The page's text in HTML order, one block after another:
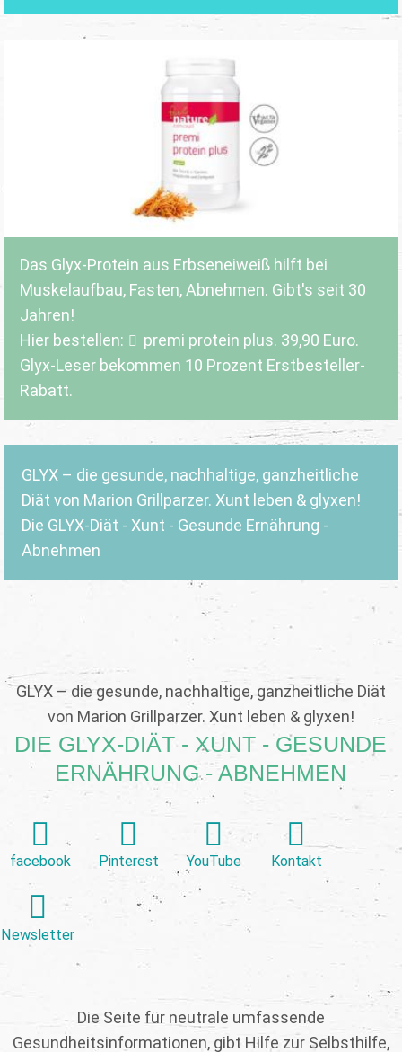
Das Glyx-Protein aus Erbseneiweiß hilft bei
Muskelaufbau, Fasten, Abnehmen. Gibt's seit 30
Jahren!
Hier bestellen:
premi protein plus. 39,90 Euro.
Glyx-Leser bekommen 10 Prozent Erstbesteller-
Rabatt.
GLYX – die gesunde, nachhaltige, ganzheitliche
Diät von Marion Grillparzer. Xunt leben & glyxen!
Die GLYX-Diät - Xunt - Gesunde Ernährung -
Abnehmen
GLYX – die gesunde, nachhaltige, ganzheitliche Diät
von Marion Grillparzer. Xunt leben & glyxen!
DIE GLYX-DIÄT - XUNT - GESUNDE
ERNÄHRUNG - ABNEHMEN
facebook Pinterest YouTube Kontakt
Newsletter
Die Seite für neutrale umfassende
Gesundheitsinformationen, gibt Hilfe zur Selbsthilfe,